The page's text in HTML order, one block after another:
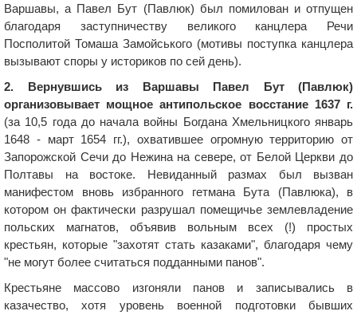
Варшавы, а Павел Бут (Павлюк) был помилован и отпущен
благодаря заступничеству великого канцлера Речи
Посполитой Томаша Замойського (мотивы поступка канцлера
вызывают споры у историков по сей день).
2. Вернувшись из Варшавы Павел Бут (Павлюк)
организовывает мощное антипольское восстание 1637 г.
(за 10,5 года до начала войны Богдана Хмельницкого январь
1648 - март 1654 гг.), охватившее огромную территорию от
Запорожской Сечи до Нежина на севере, от Белой Церкви до
Полтавы на востоке. Невиданный размах был вызван
манифестом вновь избранного гетмана Бута (Павлюка), в
котором он фактически разрушал помещичье землевладение
польских магнатов, объявив вольным всех (!) простых
крестьян, которые "захотят стать казаками", благодаря чему
"не могут более считаться подданными панов".
Крестьяне массово изгоняли панов и записывались в
казачество, хотя уровень военной подготовки бывших